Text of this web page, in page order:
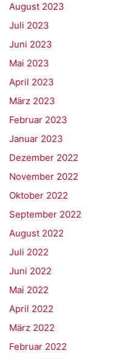
August 2023
Juli 2023
Juni 2023
Mai 2023
April 2023
März 2023
Februar 2023
Januar 2023
Dezember 2022
November 2022
Oktober 2022
September 2022
August 2022
Juli 2022
Juni 2022
Mai 2022
April 2022
März 2022
Februar 2022